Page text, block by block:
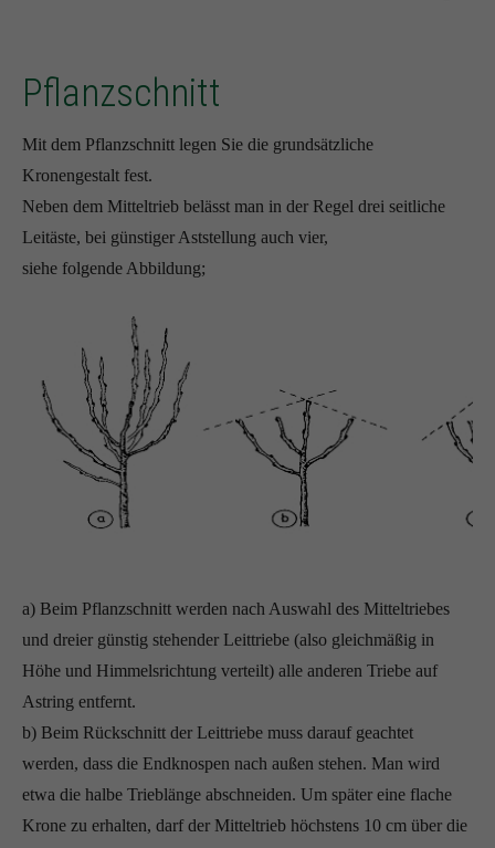
Pflanzschnitt
Mit dem Pflanzschnitt legen Sie die grundsätzliche
Kronengestalt fest.
Neben dem Mitteltrieb belässt man in der Regel drei seitliche
Leitäste, bei günstiger Aststellung auch vier,
siehe folgende Abbildung;
a) Beim Pflanzschnitt werden nach Auswahl des Mitteltriebes
und dreier günstig stehender Leittriebe (also gleichmäßig in
Höhe und Himmelsrichtung verteilt) alle anderen Triebe auf
Astring entfernt.
b) Beim Rückschnitt der Leittriebe muss darauf geachtet
werden, dass die Endknospen nach außen stehen. Man wird
etwa die halbe Trieblänge abschneiden. Um später eine flache
Krone zu erhalten, darf der Mitteltrieb höchstens 10 cm über die